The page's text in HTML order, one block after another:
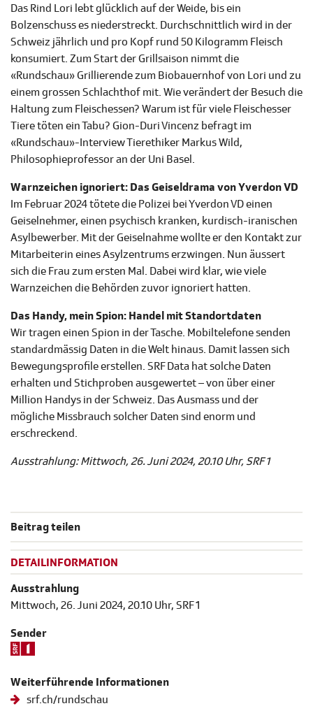
Das Rind Lori lebt glücklich auf der Weide, bis ein
Bolzenschuss es niederstreckt. Durchschnittlich wird in der
Schweiz jährlich und pro Kopf rund 50 Kilogramm Fleisch
konsumiert. Zum Start der Grillsaison nimmt die
«Rundschau» Grillierende zum Biobauernhof von Lori und zu
einem grossen Schlachthof mit. Wie verändert der Besuch die
Haltung zum Fleischessen? Warum ist für viele Fleischesser
Tiere töten ein Tabu? Gion-Duri Vincenz befragt im
«Rundschau»-Interview Tierethiker Markus Wild,
Philosophieprofessor an der Uni Basel.
Warnzeichen ignoriert: Das Geiseldrama von Yverdon VD
Im Februar 2024 tötete die Polizei bei Yverdon VD einen
Geiselnehmer, einen psychisch kranken, kurdisch-iranischen
Asylbewerber. Mit der Geiselnahme wollte er den Kontakt zur
Mitarbeiterin eines Asylzentrums erzwingen. Nun äussert
sich die Frau zum ersten Mal. Dabei wird klar, wie viele
Warnzeichen die Behörden zuvor ignoriert hatten.
Das Handy, mein Spion: Handel mit Standortdaten
Wir tragen einen Spion in der Tasche. Mobiltelefone senden
standardmässig Daten in die Welt hinaus. Damit lassen sich
Bewegungsprofile erstellen. SRF Data hat solche Daten
erhalten und Stichproben ausgewertet – von über einer
Million Handys in der Schweiz. Das Ausmass und der
mögliche Missbrauch solcher Daten sind enorm und
erschreckend.
Ausstrahlung: Mittwoch, 26. Juni 2024, 20.10 Uhr, SRF 1
Beitrag teilen
DETAILINFORMATION
Ausstrahlung
Mittwoch, 26. Juni 2024, 20.10 Uhr, SRF 1
Sender
Weiterführende Informationen
srf.ch/rundschau